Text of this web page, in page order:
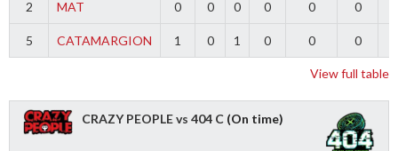
2 MAT 0 0 0 0 0 0
5 CATAMARGION 1 0 1 0 0 0
View full table
CRAZY PEOPLE vs 404 C (On time)